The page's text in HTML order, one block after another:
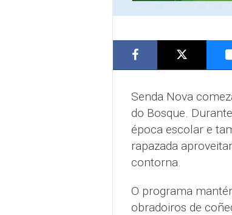
Senda Nova
do Bosque.
época escolar e
rapazada
contorna.
O programa
obradoiros de